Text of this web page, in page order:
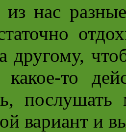
нас
другому,
какое-то
вариант и